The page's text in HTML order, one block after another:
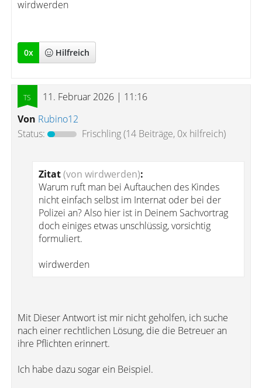
wirdwerden
0x Hilfreich
11. Februar 2026 | 11:16
Von Rubino12
Status:
Frischling(14 Beiträge, 0x hilfreich)
Zitat(von wirdwerden):
Warum ruft man bei Auftauchen des Kindes
nicht einfach selbst im Internat oder bei der
Polizei an? Also hier ist in Deinem Sachvortrag
doch einiges etwas unschlüssig, vorsichtig
formuliert.
wirdwerden
Mit Dieser Antwort ist mir nicht geholfen, ich suche
nach einer rechtlichen Lösung, die die Betreuer an
ihre Pflichten erinnert.
Ich habe dazu sogar ein Beispiel.